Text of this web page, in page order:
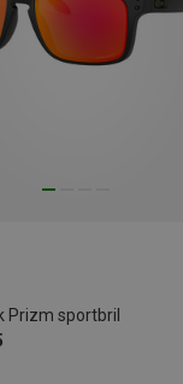
Prizm sportbril